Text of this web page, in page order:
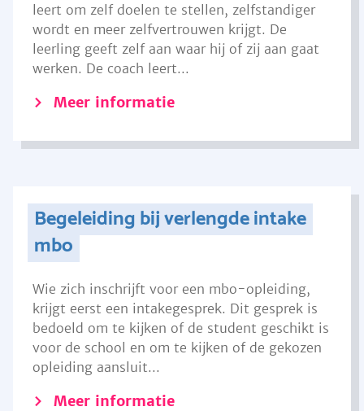
leert om zelf doelen te stellen, zelfstandiger
wordt en meer zelfvertrouwen krijgt. De
leerling geeft zelf aan waar hij of zij aan gaat
werken. De coach leert...
Meer informatie
Begeleiding bij verlengde intake
mbo
Wie zich inschrijft voor een mbo-opleiding,
krijgt eerst een intakegesprek. Dit gesprek is
bedoeld om te kijken of de student geschikt is
voor de school en om te kijken of de gekozen
opleiding aansluit...
Meer informatie